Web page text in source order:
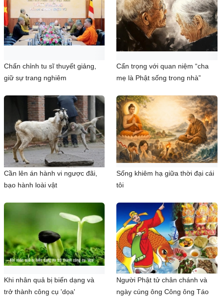
Chấn chỉnh tu sĩ thuyết giảng,
giữ sự trang nghiêm
Cẩn trọng với quan niệm “cha
mẹ là Phật sống trong nhà”
Cần lên án hành vi ngược đãi,
bạo hành loài vật
Sống khiêm hạ giữa thời đại cái
tôi
Khi nhân quả bị biến dạng và
trở thành công cụ 'dọa'
Người Phật tử chân chánh và
ngày cúng ông Công ông Táo